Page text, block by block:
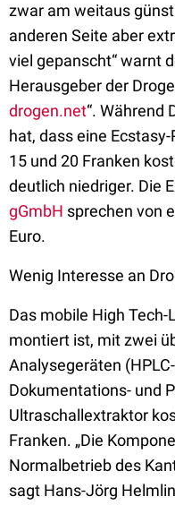
zwar am weitaus
anderen Seite aber
viel gepanscht“ warnt
Herausgeber der
drogen.net“. Während
hat, dass eine
15 und 20 Franken
deutlich niedriger. Die
gGmbH sprechen von
Euro.
Wenig Interesse an
Das mobile High Tech-
montiert ist, mit zwei
Analysegeräten
Dokumentations- und
Ultraschallextraktor
Franken. „Die
Normalbetrieb des
sagt Hans-Jörg